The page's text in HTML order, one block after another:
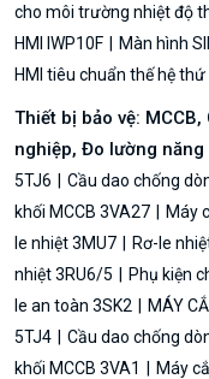
cho môi trường nhiệt độ
HMI IWP10F
Màn hình
HMI tiêu chuẩn thế hệ thứ
Thiết bị bảo vệ:
nghiệp, Đo lường năng
5TJ6
Cầu dao chống
khối MCCB 3VA27
Máy
le nhiệt 3MU7
Rơ-le
nhiệt 3RU6/5
Phụ kiện
le an toàn 3SK2
MÁY
5TJ4
Cầu dao chống
khối MCCB 3VA1
Máy